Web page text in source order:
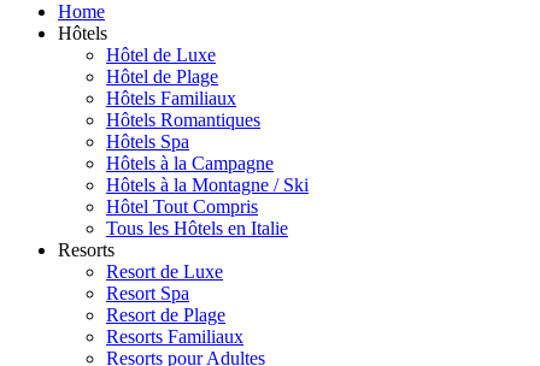
Home
Hôtels
Hôtel de Luxe
Hôtel de Plage
Hôtels Familiaux
Hôtels Romantiques
Hôtels Spa
Hôtels à la Campagne
Hôtels à la Montagne / Ski
Hôtel Tout Compris
Tous les Hôtels en Italie
Resorts
Resort de Luxe
Resort Spa
Resort de Plage
Resorts Familiaux
Resorts pour Adultes